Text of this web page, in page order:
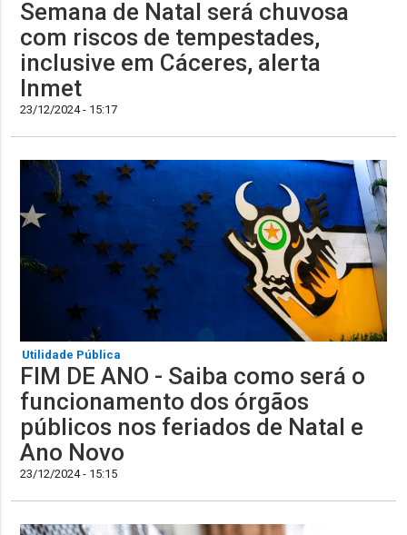
Semana de Natal será chuvosa
com riscos de tempestades,
inclusive em Cáceres, alerta
Inmet
23/12/2024 - 15:17
Utilidade Pública
FIM DE ANO - Saiba como será o
funcionamento dos órgãos
públicos nos feriados de Natal e
Ano Novo
23/12/2024 - 15:15